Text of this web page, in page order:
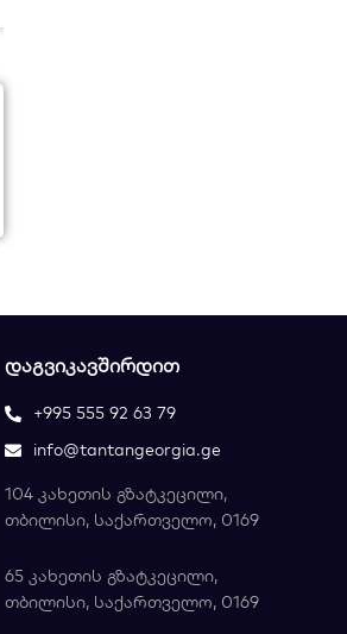
ᲓᲐᲒᲕᲘᲙᲐᲕᲨᲘᲠᲓᲘᲗ
+995 555 92 63 79
info@tantangeorgia.ge
104 კახეთის გზატკეცილი,
თბილისი, საქართველო, 0169
65 კახეთის გზატკეცილი,
თბილისი, საქართველო, 0169